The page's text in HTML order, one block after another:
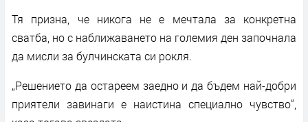
Тя призна, че никога не е мечтала за конкретна
сватба, но с наближаването на големия ден започнала
да мисли за булчинската си рокля.
„Решението да остареем заедно и да бъдем най-добри
приятели завинаги е наистина специално чувство“,